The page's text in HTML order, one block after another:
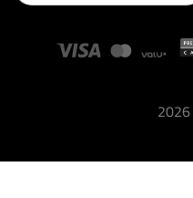
2026